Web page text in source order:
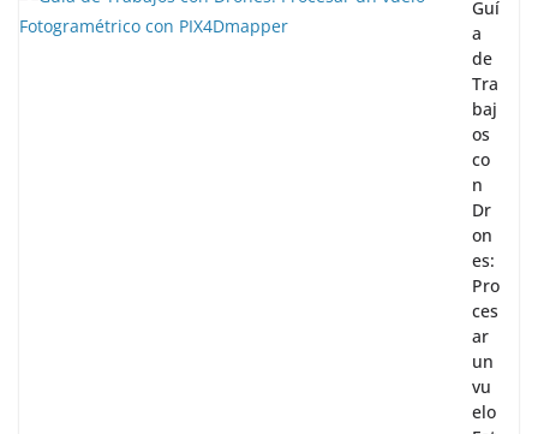
Guí
a
de
Tra
baj
os
co
n
Dr
on
es:
Pro
ces
ar
un
vu
elo